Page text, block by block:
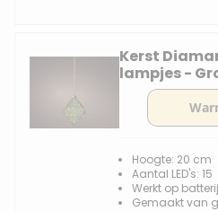
Kerst
lampjes -
Hoogte: 20 cm
Aantal LED's: 15
Werkt op
Gemaakt van